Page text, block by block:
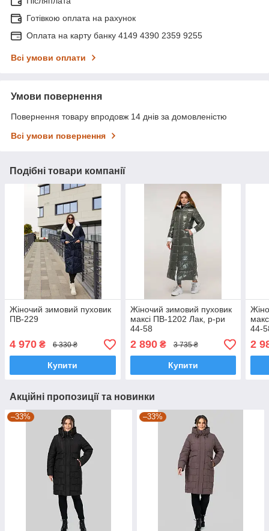
Готівкою оплата на рахунок
Оплата на карту банку 4149 4390 2359 9255
Всі умови оплати
Умови повернення
Повернення товару впродовж 14 днів за домовленістю
Всі умови повернення
Подібні товари компанії
Жіночий зимовий пуховик
ПВ-229
4 970 ₴ 6 330 ₴
Купити
Жіночий зимовий пуховик
максі ПВ-1202 Лак, р-ри
44-58
2 890₴ 3 735 ₴
Купити
44-
2
Акційні пропозиції та новинки
–33% –33%